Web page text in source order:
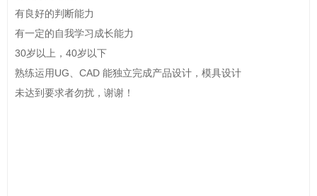
有良好的判断能力
有一定的自我学习成长能力
30岁以上，40岁以下
熟练运用UG、CAD 能独立完成产品设计，模具设计
未达到要求者勿扰，谢谢！